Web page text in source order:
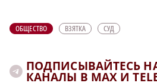
ОБЩЕСТВО ВЗЯТКА СУД
ПОДПИСЫВАЙТЕСЬ
КАНАЛЫ В MAX И